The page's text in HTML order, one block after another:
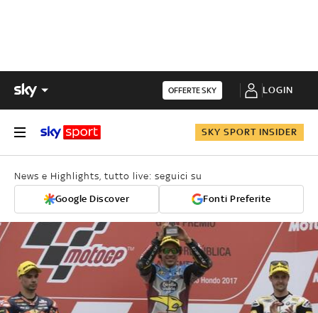
OFFERTE SKY LOGIN
SKY SPORT INSIDER
News e Highlights, tutto live: seguici su
Google Discover Fonti Preferite